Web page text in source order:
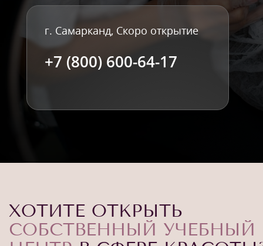
г. Самарканд, Скоро открытие
+7 (800) 600-64-17
ХОТИТЕ ОТКРЫТЬ
СОБСТВЕННЫЙ УЧЕБНЫЙ